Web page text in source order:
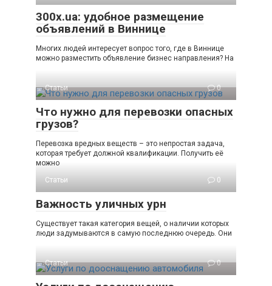
300x.ua: удобное размещение
объявлений в Виннице
Многих людей интересует вопрос того, где в Виннице
можно разместить объявление бизнес направления? На
Статьи 0
Что нужно для перевозки опасных
грузов?
Перевозка вредных веществ – это непростая задача,
которая требует должной квалификации. Получить её
можно
Статьи
0
Важность уличных урн
Существует такая категория вещей, о наличии которых
люди задумываются в самую последнюю очередь. Они
Статьи 0